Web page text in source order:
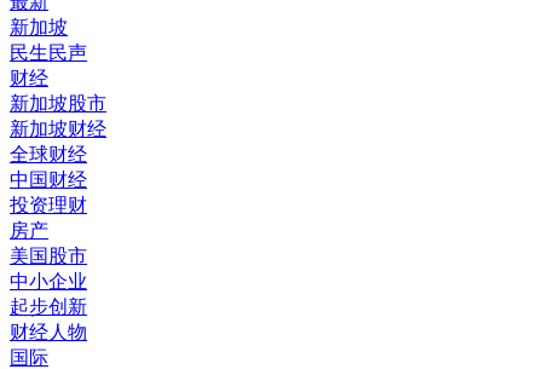
新加坡
民生民声
财经
新加坡股市
新加坡财经
全球财经
中国财经
投资理财
房产
美国股市
中小企业
起步创新
财经人物
国际